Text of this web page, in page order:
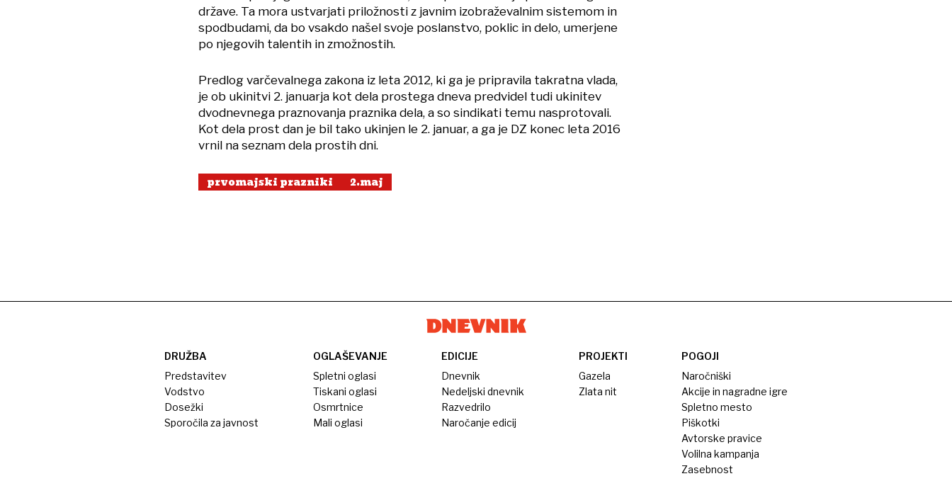
države. Ta mora ustvarjati priložnosti z javnim izobraževalnim sistemom in
spodbudami, da bo vsakdo našel svoje poslanstvo, poklic in delo, umerjene
po njegovih talentih in zmožnostih.
Predlog varčevalnega zakona iz leta 2012, ki ga je pripravila takratna vlada,
je ob ukinitvi 2. januarja kot dela prostega dneva predvidel tudi ukinitev
dvodnevnega praznovanja praznika dela, a so sindikati temu nasprotovali.
Kot dela prost dan je bil tako ukinjen le 2. januar, a ga je DZ konec leta 2016
vrnil na seznam dela prostih dni.
prvomajski prazniki 2.maj
DRUŽBA
Predstavitev
Vodstvo
Dosežki
Sporočila za javnost
OGLAŠEVANJE
Spletni oglasi
Tiskani oglasi
Osmrtnice
Mali oglasi
EDICIJE
Dnevnik
Nedeljski dnevnik
Razvedrilo
Naročanje edicij
PROJEKTI
Gazela
Zlata nit
POGOJI
Naročniški
Akcije in nagradne igre
Spletno mesto
Piškotki
Avtorske pravice
Volilna kampanja
Zasebnost